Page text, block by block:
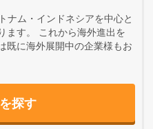
ナム・インドネシアを中心と
ます。
これから海外進出を
既に海外展開中の企業様もお
探す